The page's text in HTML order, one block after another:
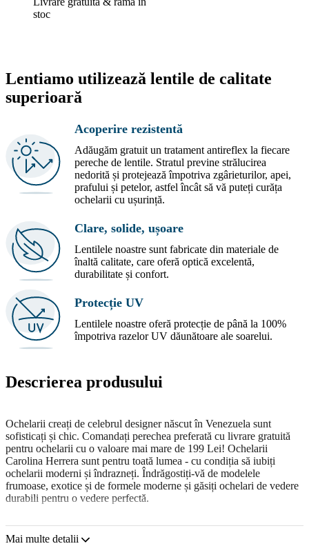
stoc
Lentiamo utilizează lentile de calitate
superioară
Acoperire rezistentă
Adăugăm gratuit un tratament antireflex la fiecare
pereche de lentile. Stratul previne strălucirea
nedorită și protejează împotriva zgârieturilor, apei,
prafului și petelor, astfel încât să vă puteți curăța
ochelarii cu ușurință.
Clare, solide, ușoare
Lentilele noastre sunt fabricate din materiale de
înaltă calitate, care oferă optică excelentă,
durabilitate și confort.
Protecție UV
Lentilele noastre oferă protecție de până la 100%
împotriva razelor UV dăunătoare ale soarelui.
Descrierea produsului
Ochelarii creați de celebrul designer născut în Venezuela sunt
sofisticați și chic. Comandați perechea preferată cu livrare gratuită
pentru ochelarii cu o valoare mai mare de 199 Lei! Ochelarii
Carolina Herrera sunt pentru toată lumea - cu condiția să iubiți
ochelarii moderni și îndrazneți. Îndrăgostiți-vă de modelele
frumoase, exotice și de formele moderne și găsiți ochelari de vedere
durabili pentru o vedere perfectă.
femei.
Mai multe detalii